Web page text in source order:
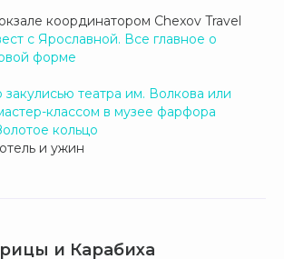
координатором Chexov Travel
с Ярославной. Все главное о
форме
закулисью театра им. Волкова или
классом в музее фарфора
кольцо
и ужин
и Карабиха